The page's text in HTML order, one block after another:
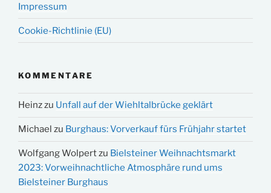
Impressum
Cookie-Richtlinie (EU)
KOMMENTARE
Heinzzu Unfall auf der Wiehltalbrücke geklärt
Michael zu Burghaus: Vorverkauf fürs Frühjahr startet
Wolfgang Wolpertzu Bielsteiner Weihnachtsmarkt
2023: Vorweihnachtliche Atmosphäre rund ums
Bielsteiner Burghaus